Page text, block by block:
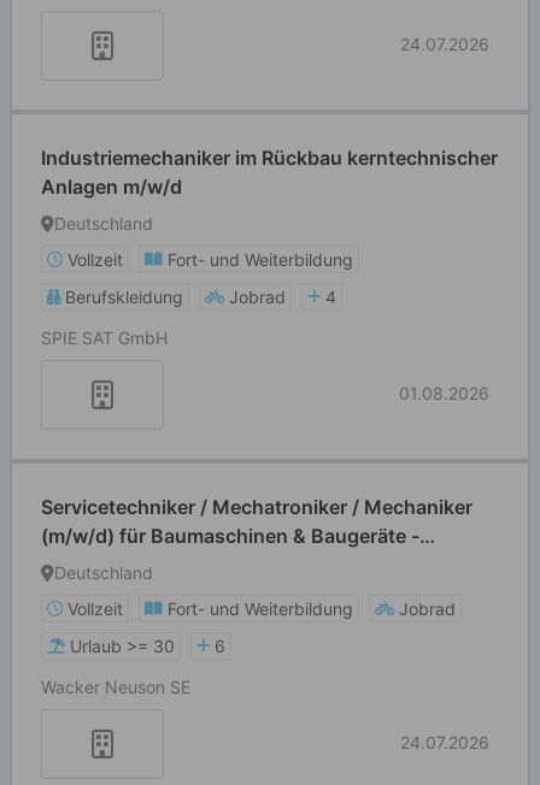
24.07.2026
Industriemechaniker im Rückbau kerntechnischer
Anlagen m/w/d
Deutschland
Vollzeit
Fort- und Weiterbildung
Berufskleidung
Jobrad
4
SPIE SAT GmbH
01.08.2026
Servicetechniker / Mechatroniker / Mechaniker
(m/w/d) für Baumaschinen & Baugeräte -
stationär oder mobil
Deutschland
Vollzeit
Fort- und Weiterbildung
Jobrad
Urlaub >= 30
6
Wacker Neuson SE
24.07.2026